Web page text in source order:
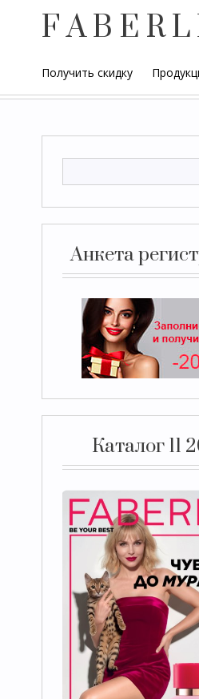
F A B E R L
Получить скидку
Анкета
Каталог 11